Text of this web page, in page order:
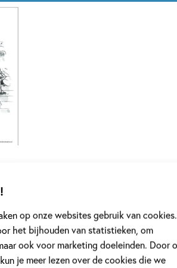
op onze websites gebruik van cookies.
het bijhouden van statistieken, om
ook voor marketing doeleinden. Door
je meer lezen over de cookies die we
Vos
& Vos